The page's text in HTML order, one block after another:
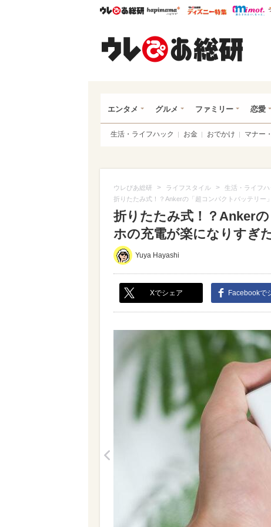
ウレぴあ総研ハピママ* ウレぴあ
エンタメ グルメ ファミリー 恋愛
生活・ライフハック お金 おでかけ マナー
ウレぴあ総研 > ライフスタイル > 生活・ライフハ
折りたたみ式！？Ankerの「超コンパクトバッテリー
折りたたみ式！？Anker
ホの充電が楽になりすぎ
Yuya Hayashi
Xでシェア Facebookで